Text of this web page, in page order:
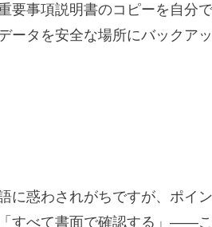
要事項説明書のコピーを自分
ータを安全な場所にバックア
に惑わされがちですが、ポイ
すべて書面で確認する」——